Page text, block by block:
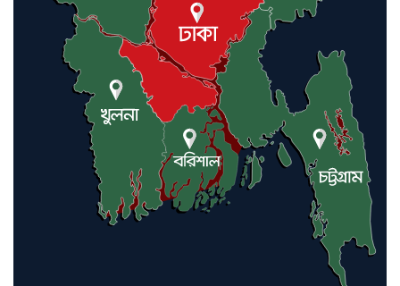
আন্তর্জাতিক মানবাধিকার সম্মেলনে
বিশেষ সম্মাননা পেলেন ফারুক খাঁন,
শ্রীমঙ্গলে সংবর্ধনা